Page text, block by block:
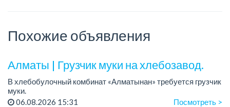
Похожие объявления
Алматы | Грузчик муки на хлебозавод.
В хлебобулочный комбинат «Алматынан» требуется грузчик
муки.
График работы: 5/2, с 09.00 до 18.00.
06.08.2026 15:31 Посмотреть >